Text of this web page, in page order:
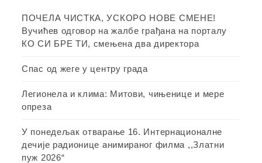
ПОЧЕЛА ЧИСТКА, УСКОРО НОВЕ СМЕНЕ!
Вучићев одговор на жалбе грађана на порталу
КО СИ БРЕ ТИ, смењена два директора
Спас од жеге у центру града
Легионела и клима: Митови, чињенице и мере
опреза
У понедељак отварање 16. Интернационалне
дечије радионице анимираног филма ,,Златни
пуж 2026“